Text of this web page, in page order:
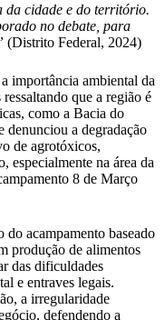
da cidade e do território.
no debate, para
(Distrito Federal, 2024)
importância ambiental da
que a região é
como a Bacia do
denunciou a degradação
de agrotóxicos,
especialmente na área da
8 de Março
acampamento baseado
produção de alimentos
das dificuldades
e entraves legais.
a irregularidade
defendendo a